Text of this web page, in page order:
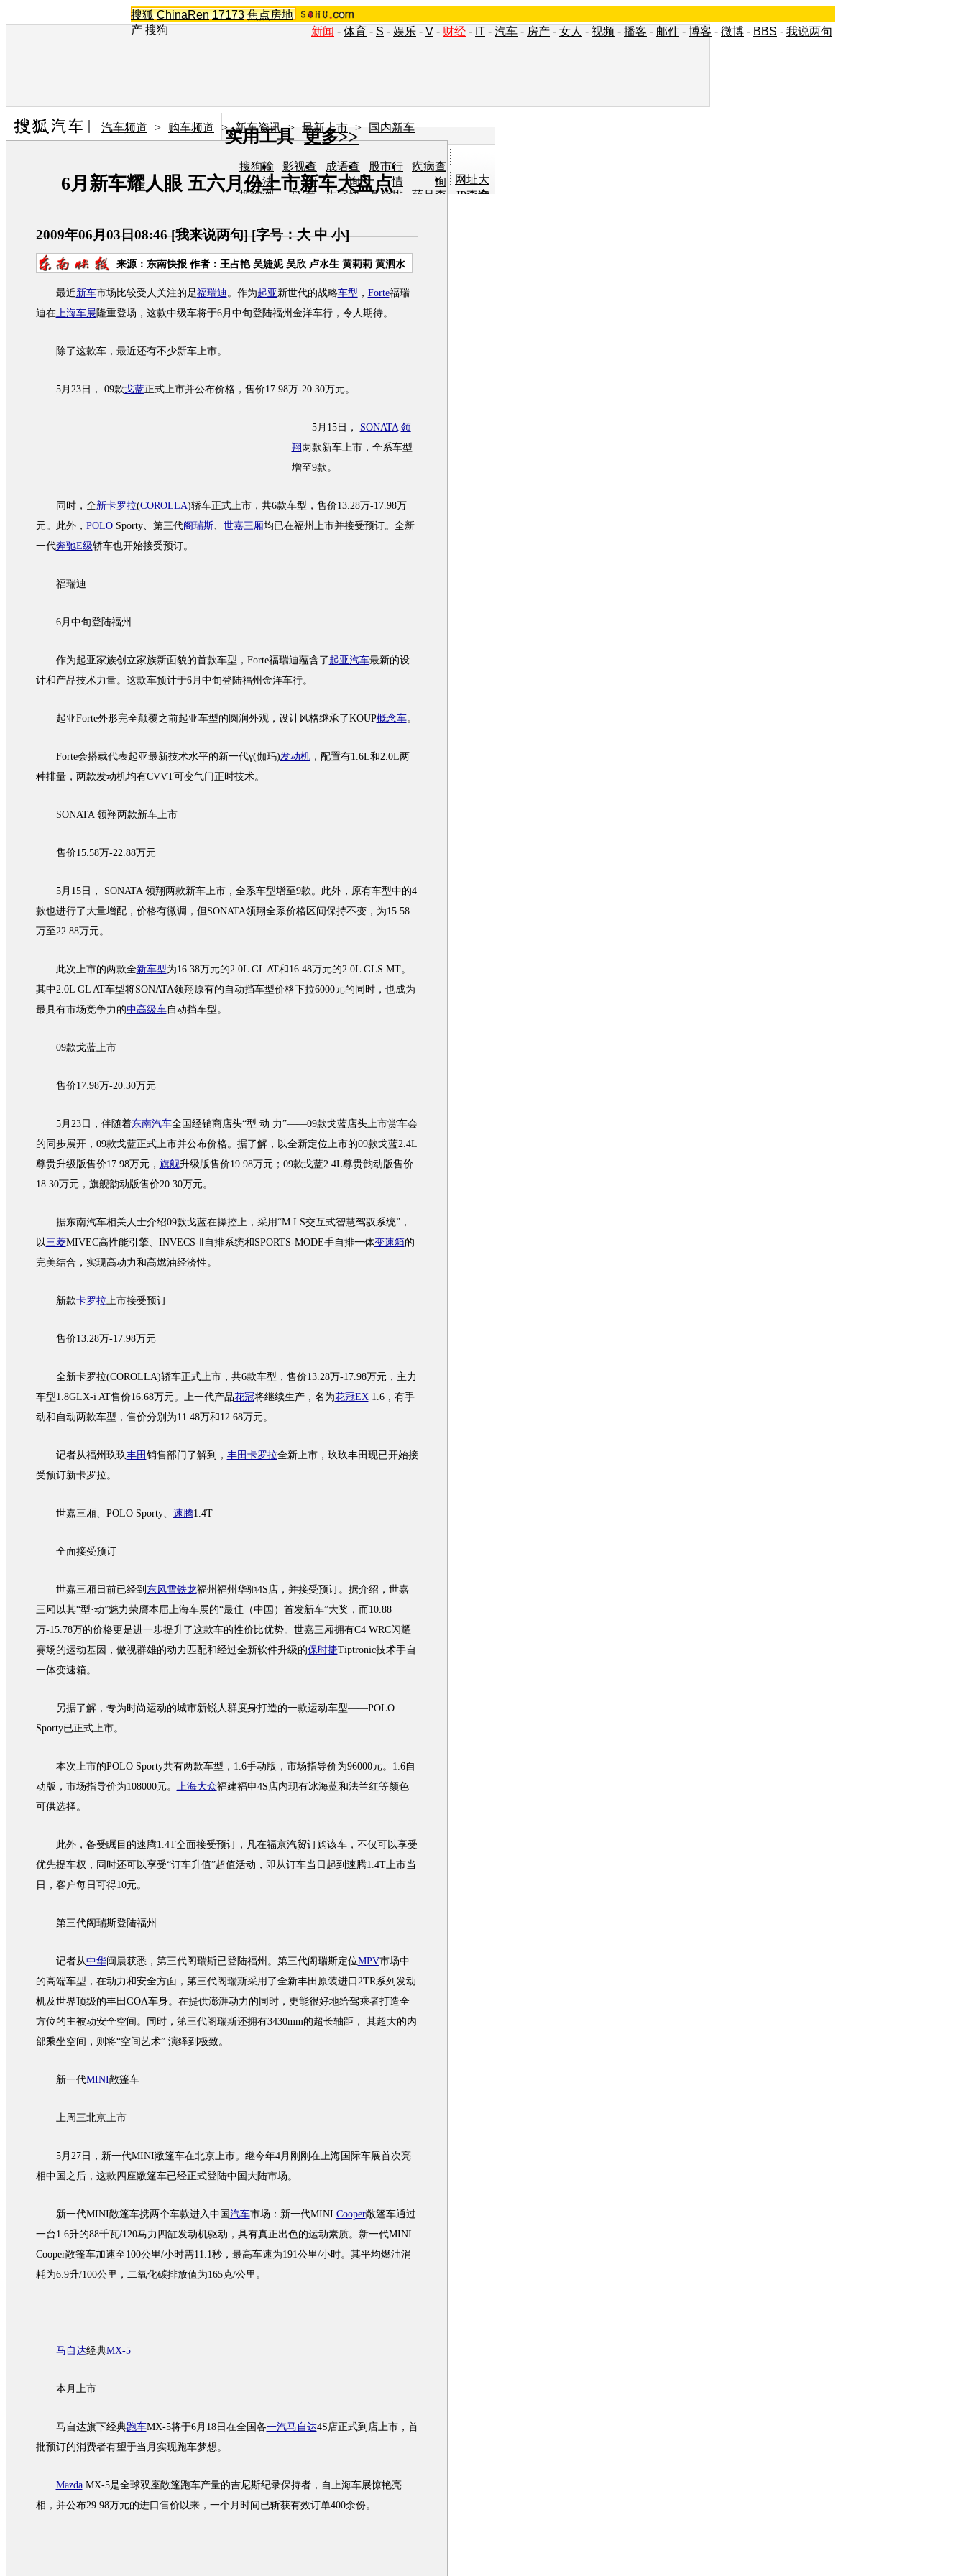
搜狐 ChinaRen 17173 焦点房地
产 搜狗 新闻 - 体育 - S - 娱乐 - V - 财经 - IT - 汽车 - 房产 - 女人 - 视频 - 播客 - 邮件 - 博客 - 微博 - BBS - 我说两句
实用工具 更多>>
搜狗输
入法
影视查
询
成语查
询
股市行
情
疾病查
询
网址大
全
搜狗浏
TV节
生字快
基金排
药品查
IP查询
乐盒
汽车频道 > 购车频道 > 新车资讯 > 最新上市 > 国内新车
6月新车耀人眼 五六月份上市新车大盘点
2009年06月03日08:46 [我来说两句] [字号：大 中 小]
来源： 东南快报作者：王占艳 吴婕妮 吴欣 卢水生 黄莉莉 黄泗水
最近新车市场比较受人关注的是福瑞迪。作为起亚 新世代的战略车型 ， Forte福瑞
迪在上海车展 隆重登场，这款中级车将于6月中旬登陆福州金洋车行，令人期待。
除了这款车，最近还有不少新车上市。
5月23日， 09款戈蓝正式上市并公布价格，售价17.98万-20.30万元。
5月15日， SONATA 领
翔 两款新车上市，全系车型
增至9款。
同时，全新卡罗拉(COROLLA)轿车正式上市，共6款车型 ，售价13.28万-17.98万
元。此外， POLOSporty、第三代阁瑞斯、 世嘉三厢均已在福州上市并接受预订。全新
一代奔驰E级轿车也开始接受预订。
福瑞迪
6月中旬登陆福州
作为起亚家族创立家族新面貌的首款车型 ， Forte福瑞迪蕴含了 起亚汽车最新的设
计和产品技术力量。这款车预计于6月中旬登陆福州金洋车行。
起亚Forte外形完全颠覆之前起亚车型的圆润外观，设计风格继承了KOUP概念车。
Forte会搭载代表起亚最新技术水平的新一代γ(伽玛)发动机，配置有1.6L和2.0L两
种排量，两款发动机均有CVVT可变气门正时技术。
SONATA 领翔 两款新车上市
售价15.58万-22.88万元
5月15日， SONATA 领翔 两款新车上市，全系车型增至9款。此外，原有车型中的4
款也进行了大量增配，价格有微调，但SONATA领翔全系价格区间保持不变，为15.58
万至22.88万元。
此次上市的两款全新车型为16.38万元的2.0L GL AT和16.48万元的2.0L GLS MT。
其中2.0L GL AT车型将SONATA领翔 原有的自动挡车型价格下拉6000元的同时，也成为
最具有市场竞争力的中高级车自动挡车型。
09款戈蓝上市
售价17.98万-20.30万元
5月23日，伴随着东南汽车全国经销商店头“型 动 力”——09款戈蓝店头上市赏车会
的同步展开，09款戈蓝正式上市并公布价格。据了解，以全新定位上市的09款戈蓝2.4L
尊贵升级版售价17.98万元， 旗舰升级版售价19.98万元；09款戈蓝2.4L尊贵韵动版售价
18.30万元， 旗舰韵动版售价20.30万元。
据东南汽车相关人士介绍09款戈蓝在操控上，采用“M.I.S交互式智慧驾驭系统”，
以三菱MIVEC高性能引擎、INVECS-Ⅱ自排系统和SPORTS-MODE手自排一体变速箱的
完美结合，实现高动力和高燃油经济性。
新款卡罗拉上市接受预订
售价13.28万-17.98万元
全新卡罗拉(COROLLA)轿车正式上市，共6款车型 ，售价13.28万-17.98万元，主力
车型1.8GLX-i AT售价16.68万元。上一代产品花冠将继续生产，名为花冠EX1.6，有手
动和自动两款车型 ，售价分别为11.48万和12.68万元。
记者从福州玖玖丰田 销售部门了解到， 丰田卡罗拉全新上市，玖玖丰田 现已开始接
受预订新卡罗拉。
世嘉三厢、 POLOSporty、 速腾1.4T
全面接受预订
世嘉三厢 日前已经到 东风雪铁龙福州福州华驰4S店，并接受预订。据介绍， 世嘉
三厢以其“型·动”魅力荣膺本届上海车展的“最佳（中国）首发新车”大奖，而10.88
万-15.78万的价格更是进一步提升了这款车的性价比优势。 世嘉三厢拥有C4 WRC闪耀
赛场的运动基因，傲视群雄的动力匹配和经过全新软件升级的保时捷Tiptronic技术手自
一体变速箱。
另据了解，专为时尚运动的城市新锐人群度身打造的一款运动车型——POLO
Sporty已正式上市。
本次上市的POLOSporty共有两款车型 ，1.6手动版，市场指导价为96000元。1.6自
动版，市场指导价为108000元。 上海大众福建福申4S店内现有冰海蓝和法兰红等颜色
可供选择。
此外，备受瞩目的速腾1.4T全面接受预订，凡在福京汽贸订购该车，不仅可以享受
优先提车权，同时还可以享受“订车升值”超值活动，即从订车当日起到 速腾1.4T上市当
日，客户每日可得10元。
第三代阁瑞斯登陆福州
记者从中华闽晨获悉，第三代阁瑞斯已登陆福州。第三代阁瑞斯定位MPV市场中
的高端车型 ，在动力和安全方面，第三代阁瑞斯采用了全新丰田 原装进口2TR系列 发动
机及世界顶级的丰田 GOA车身。在提供澎湃动力的同时，更能很好地给驾乘者打造全
方位的主被动安全空间。同时，第三代阁瑞斯还拥有3430mm的超长轴距， 其超大的内
部乘坐空间，则将“空间艺术” 演绎到极致。
新一代MINI敞篷车
上周三北京上市
5月27日，新一代MINI敞篷车在北京上市。继今年4月刚刚在上海国际车展首次亮
相中国之后，这款四座敞篷车已经正式登陆中国大陆市场。
新一代MINI敞篷车携两个车款进入中国 汽车市场：新一代MINI Cooper敞篷车通过
一台1.6升的88千瓦/120马力四缸发动机驱动，具有真正出色的运动素质。新一代MINI
Cooper敞篷车加速至100公里/小时需11.1秒，最高车速为191公里/小时。其平均燃油消
耗为6.9升/100公里，二氧化碳排放值为165克/公里。
马自达经典MX-5
本月上市
马自达旗下经典跑车MX-5将于6月18日在全国各一汽马自达4S店正式到店上市，首
批预订的消费者有望于当月实现跑车梦想。
Mazda MX-5是全球双座敞篷跑车产量的吉尼斯纪录保持者，自上海车展惊艳亮
相，并公布29.98万元的进口售价以来，一个月时间已斩获有效订单400余份。